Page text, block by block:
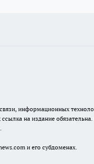
информационных
на издание
и его субдоменах.